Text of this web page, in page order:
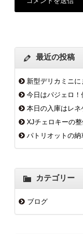
最近の投稿
新型デリカミニ
今日はパジェロ
本日の入庫はレ
XJチェロキーの
パトリオットの
カテゴリー
ブログ